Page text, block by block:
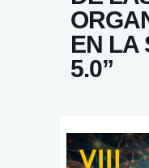
EN LA
5.0”